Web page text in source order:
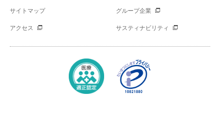
サイトマップ グループ企業
アクセス サスティナビリティ